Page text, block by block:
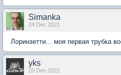
Simanka
24 Dec 2021
Лоринзетти... моя первая трубка
yks
25 Dec 2021